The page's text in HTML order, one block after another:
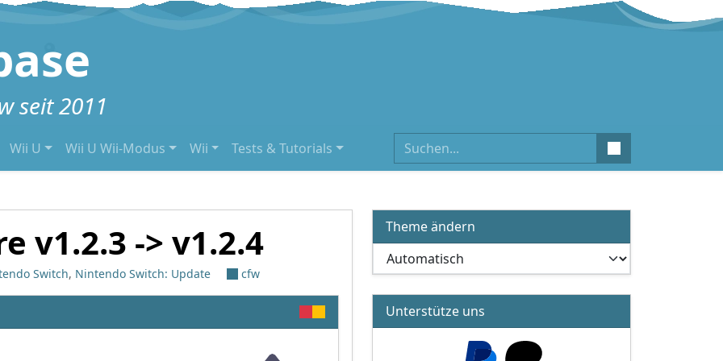
seit 2011
Wii U Wii U Wii-Modus Wii Tests & Tutorials Suchen
v1.2.3 -> v1.2.4
Switch, Nintendo Switch: Update cfw
Theme ändern
Unterstütze uns